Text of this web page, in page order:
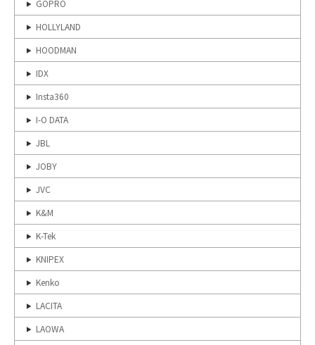
GOPRO
HOLLYLAND
HOODMAN
IDX
Insta360
I-O DATA
JBL
JOBY
JVC
K&M
K-Tek
KNIPEX
Kenko
LACITA
LAOWA